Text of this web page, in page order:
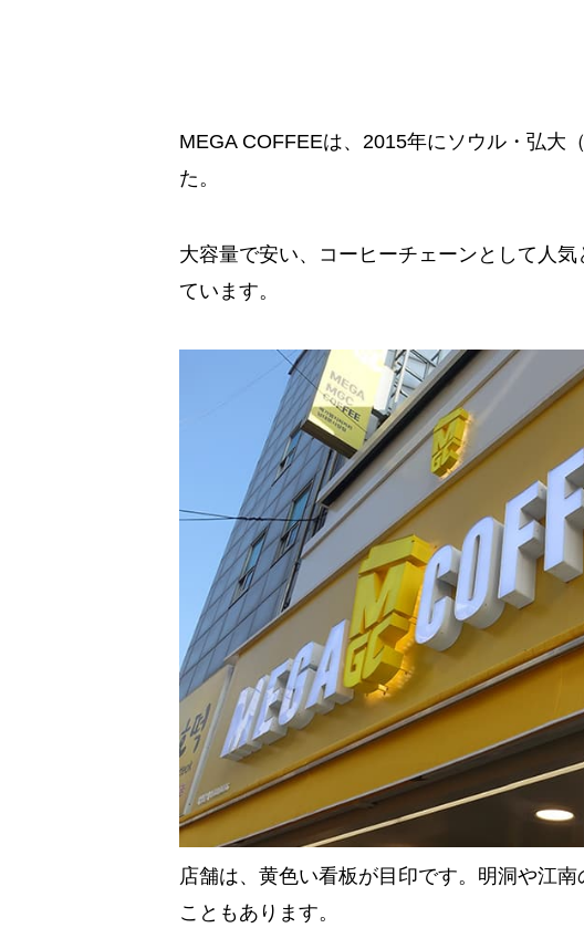
MEGA COFFEEは、2015年にソウル・弘大
た。
大容量で安い、コーヒーチェーンとして人
ています。
店舗は、黄色い看板が目印です。明洞や江
こともあります。